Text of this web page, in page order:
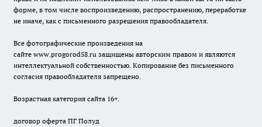
форме, в том числе воспроизведению, распространению, переработке
не иначе, как с письменного разрешения правообладателя.
Все фотографические произведения на
сайте www.progorod58.ru защищены авторским правом и являются
интеллектуальной собственностью. Копирование без письменного
согласия правообладателя запрещено.
Возрастная категория сайта 16+.
договор оферта ПГ Полуд